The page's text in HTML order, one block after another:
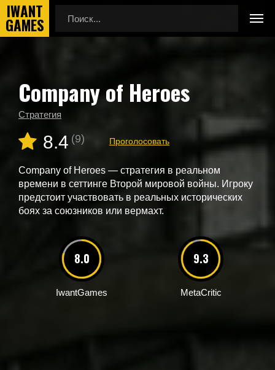
Главная
Новые игры
Company of Heroes
Company of Heroes
Стратегия
8.4 (9) Проголосовать
Company of Heroes — стратегия в реальном
времени в сеттинге Второй мировой войны. Игроку
предстоит участвовать в реальных исторических
боях за союзников или вермахт.
8.0
IwantGames
9.3
MetaCritic